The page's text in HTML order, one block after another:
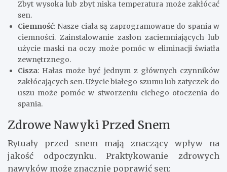
Zbyt wysoka lub zbyt niska temperatura może zakłócać
sen.
Ciemność: Nasze ciała są zaprogramowane do spania w
ciemności. Zainstalowanie zasłon zaciemniających lub
użycie maski na oczy może pomóc w eliminacji światła
zewnętrznego.
Cisza: Hałas może być jednym z głównych czynników
zakłócających sen. Użycie białego szumu lub zatyczek do
uszu może pomóc w stworzeniu cichego otoczenia do
spania.
Zdrowe Nawyki Przed Snem
Rytuały przed snem mają znaczący wpływ na
jakość odpoczynku. Praktykowanie zdrowych
nawyków może znacznie poprawić sen: